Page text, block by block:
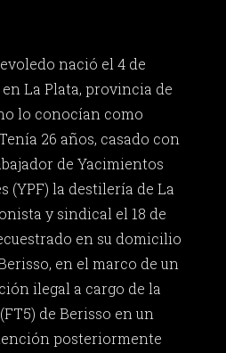
nació el 4 de
La Plata, provincia de
lo conocían como
26 años, casado con
de Yacimientos
(YPF) la destilería de La
y sindical el 18 de
en su domicilio
en el marco de un
ilegal a cargo de la
de Berisso en un
posteriormente